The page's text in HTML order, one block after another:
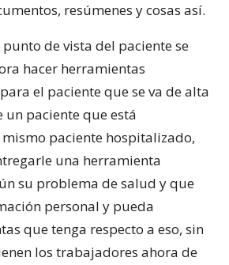
resúmenes y cosas así.
de vista del paciente se
hacer herramientas
el paciente que se va de alta
paciente que está
paciente hospitalizado,
una herramienta
su problema de salud y que
personal y pueda
que tenga respecto a eso, sin
los trabajadores ahora de